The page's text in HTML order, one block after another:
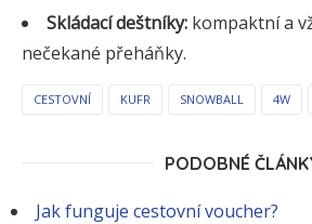
Skládací deštníky: kompaktní a
nečekané přeháňky.
CESTOVNÍ KUFR SNOWBALL 4W
PODOBNÉ
Jak funguje cestovní voucher?